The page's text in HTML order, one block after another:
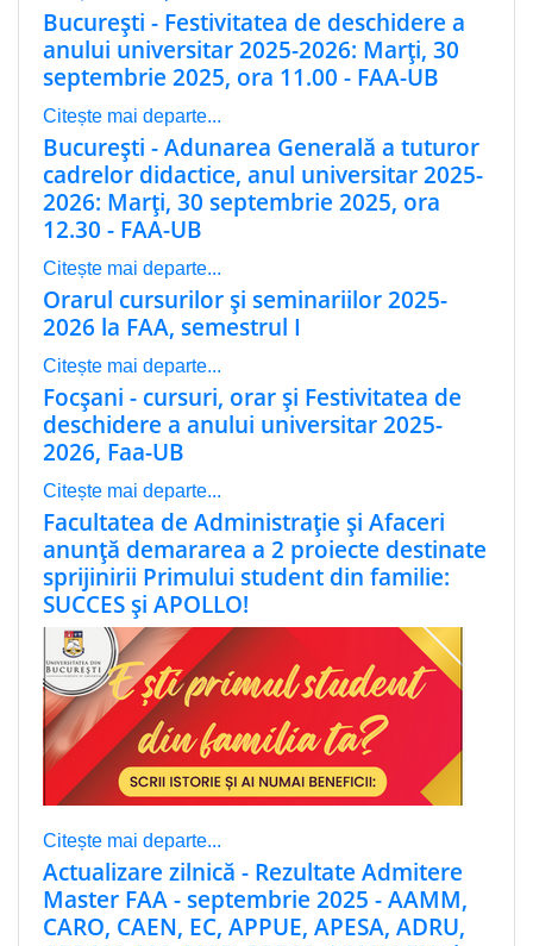
București - Festivitatea de deschidere a
anului universitar 2025-2026: Marți, 30
septembrie 2025, ora 11.00 - FAA-UB
Citește mai departe...
București - Adunarea Generală a tuturor
cadrelor didactice, anul universitar 2025-
2026: Marți, 30 septembrie 2025, ora
12.30 - FAA-UB
Citește mai departe...
Orarul cursurilor și seminariilor 2025-
2026 la FAA, semestrul I
Citește mai departe...
Focșani - cursuri, orar și Festivitatea de
deschidere a anului universitar 2025-
2026, Faa-UB
Citește mai departe...
Facultatea de Administrație și Afaceri
anunță demararea a 2 proiecte destinate
sprijinirii Primului student din familie:
SUCCES și APOLLO!
Citește mai departe...
Actualizare zilnică - Rezultate Admitere
Master FAA - septembrie 2025 - AAMM,
CARO, CAEN, EC, APPUE, APESA, ADRU,